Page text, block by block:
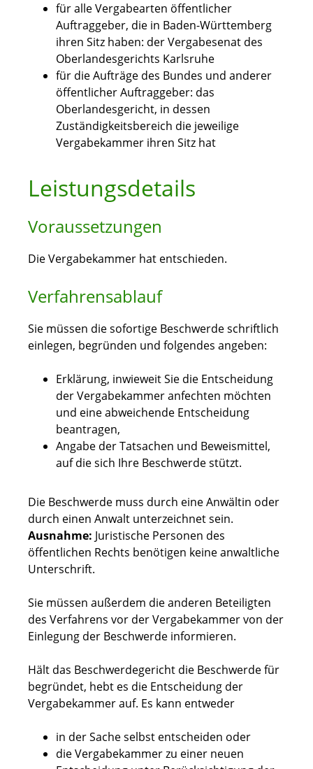
für alle Vergabearten öffentlicher
Auftraggeber, die in Baden-Württemberg
ihren Sitz haben: der Vergabesenat des
Oberlandesgerichts Karlsruhe
für die Aufträge des Bundes und anderer
öffentlicher Auftraggeber: das
Oberlandesgericht, in dessen
Zuständigkeitsbereich die jeweilige
Vergabekammer ihren Sitz hat
Leistungsdetails
Voraussetzungen
Die Vergabekammer hat entschieden.
Verfahrensablauf
Sie müssen die sofortige Beschwerde schriftlich
einlegen, begründen und folgendes angeben:
Erklärung, inwieweit Sie die Entscheidung
der Vergabekammer anfechten möchten
und eine abweichende Entscheidung
beantragen,
Angabe der Tatsachen und Beweismittel,
auf die sich Ihre Beschwerde stützt.
Die Beschwerde muss durch eine Anwältin oder
durch einen Anwalt unterzeichnet sein.
Ausnahme: Juristische Personen des
öffentlichen Rechts benötigen keine anwaltliche
Unterschrift.
Sie müssen außerdem die anderen Beteiligten
des Verfahrens vor der Vergabekammer von der
Einlegung der Beschwerde informieren.
Hält das Beschwerdegericht die Beschwerde für
begründet, hebt es die Entscheidung der
Vergabekammer auf. Es kann entweder
in der Sache selbst entscheiden oder
die Vergabekammer zu einer neuen